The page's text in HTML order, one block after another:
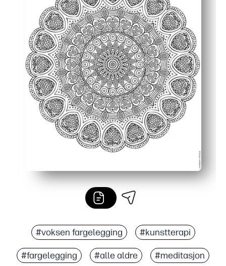
#voksen fargelegging #kunstterapi
#fargelegging #alle aldre #meditasjon